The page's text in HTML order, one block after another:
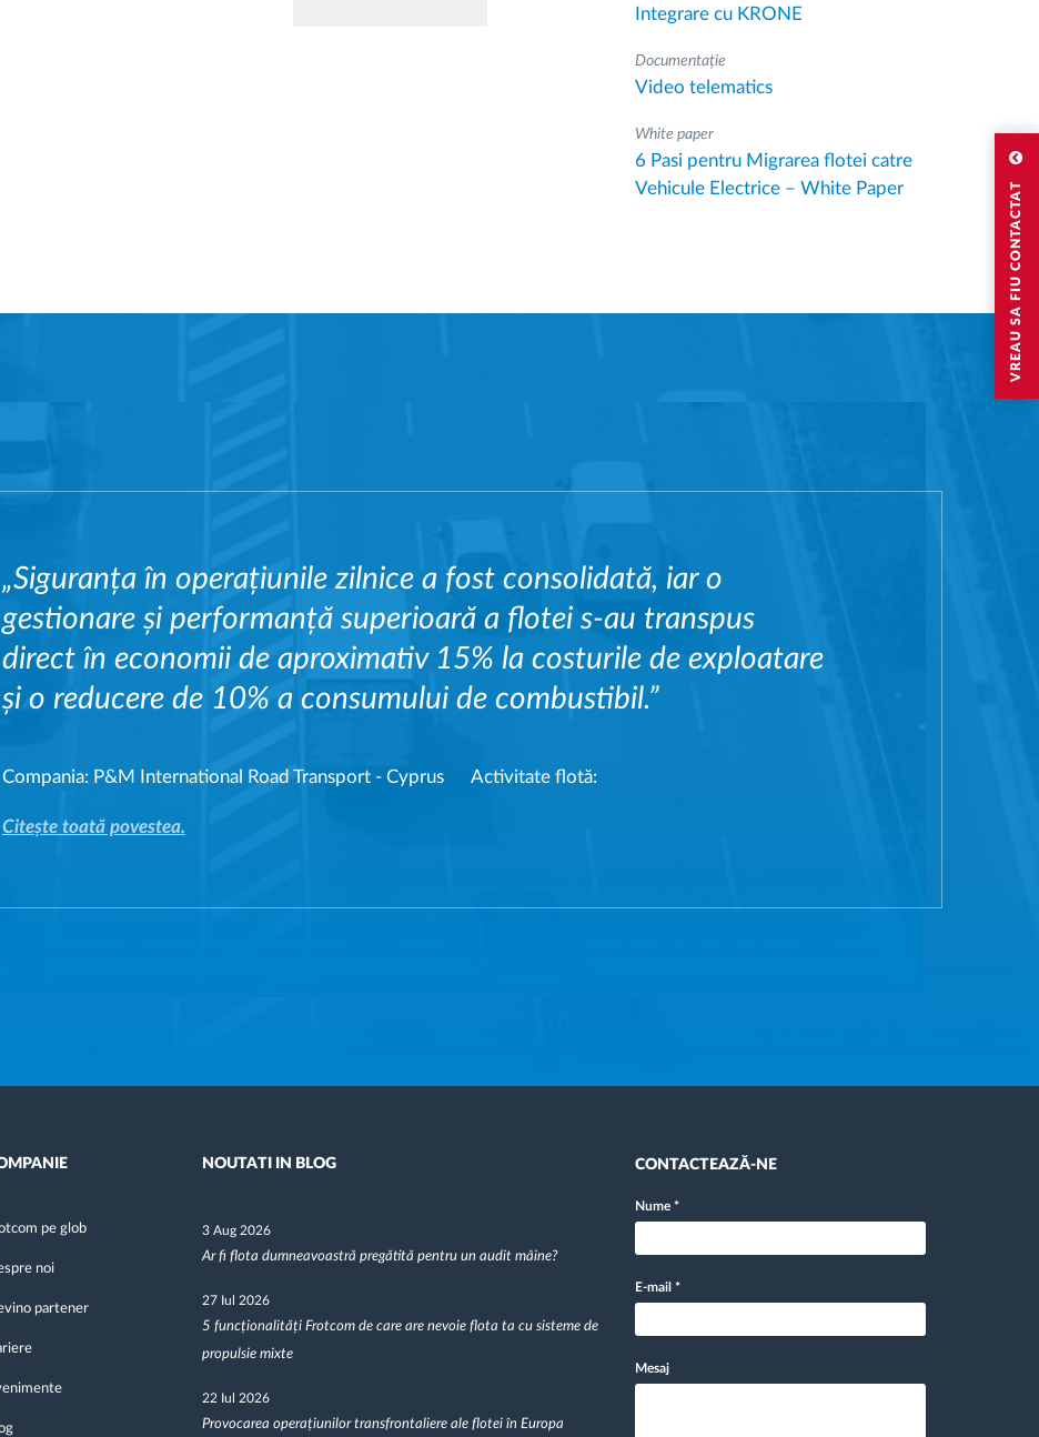
VREAU SA FIU CONTACTAT
Integrare cu KRONE
Documentație
Video telematics
White paper
6 Pasi pentru Migrarea flotei catre
Vehicule Electrice – White Paper
„Siguranța în operațiunile zilnice a fost consolidată, iar o
gestionare și performanță superioară a flotei s-au transpus
direct în economii de aproximativ 15% la costurile de exploatare
și o reducere de 10% a consumului de combustibil.”
Compania: P&M International Road Transport - Cyprus Activitate flotă:
Citește toată povestea.
pe glob
noi
partener
NOUTATI IN BLOG
3 Aug 2026
Ar fi flota dumneavoastră pregătită pentru un audit mâine?
27 Iul 2026
5 funcționalități Frotcom de care are nevoie flota ta cu sisteme de
propulsie mixte
22 Iul 2026
Provocarea operațiunilor transfrontaliere ale flotei în Europa
CONTACTEAZĂ-NE
Nume *
E-mail *
Mesaj